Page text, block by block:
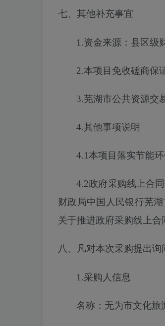
七、其他补充事宜
1.资金来源 ：县区级
2.本项目免收磋商保
3.芜湖市公共资源交
4.其他事项说明
4.1本项目落实节能
4.2政府采购线上合
财政局中国人民银行芜
关于推进政府采购线上合
八、凡对本次采购提出询
1.采购人信息
名称：无为市文化旅